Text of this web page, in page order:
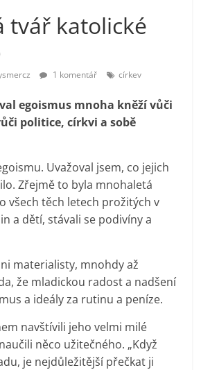
tvář katolické
1 komentář církev
egoismus mnoha kněží vůči
politice, církvi a sobě
Uvažoval jsem, co jejich
Zřejmě to byla mnohaletá
všech těch letech prožitých v
a dětí, stávali se podivíny a
materialisty, mnohdy až
že mladickou radost a nadšení
a ideály za rutinu a peníze.
navštívili jeho velmi milé
něco užitečného. „Když
je nejdůležitější přečkat ji